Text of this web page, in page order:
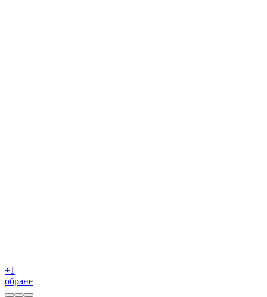
+1
обране